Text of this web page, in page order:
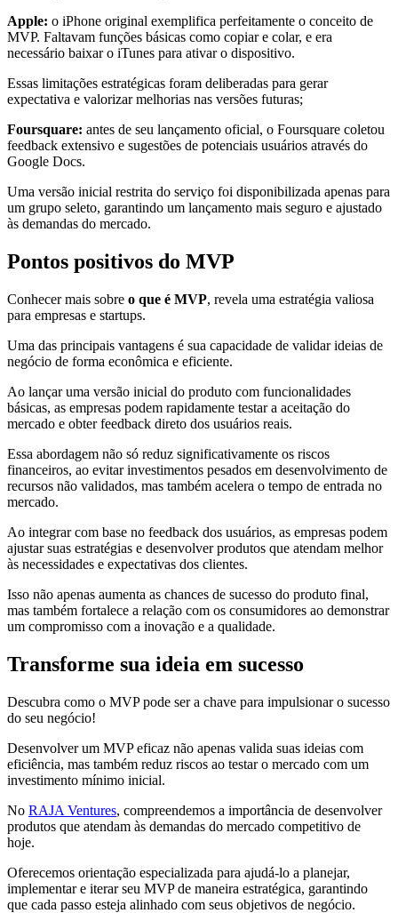
Apple: o iPhone original exemplifica perfeitamente o conceito de
MVP. Faltavam funções básicas como copiar e colar, e era
necessário baixar o iTunes para ativar o dispositivo.
Essas limitações estratégicas foram deliberadas para gerar
expectativa e valorizar melhorias nas versões futuras;
Foursquare: antes de seu lançamento oficial, o Foursquare coletou
feedback extensivo e sugestões de potenciais usuários através do
Google Docs.
Uma versão inicial restrita do serviço foi disponibilizada apenas para
um grupo seleto, garantindo um lançamento mais seguro e ajustado
às demandas do mercado.
Pontos positivos do MVP
Conhecer mais sobre o que é MVP, revela uma estratégia valiosa
para empresas e startups.
Uma das principais vantagens é sua capacidade de validar ideias de
negócio de forma econômica e eficiente.
Ao lançar uma versão inicial do produto com funcionalidades
básicas, as empresas podem rapidamente testar a aceitação do
mercado e obter feedback direto dos usuários reais.
Essa abordagem não só reduz significativamente os riscos
financeiros, ao evitar investimentos pesados em desenvolvimento de
recursos não validados, mas também acelera o tempo de entrada no
mercado.
Ao integrar com base no feedback dos usuários, as empresas podem
ajustar suas estratégias e desenvolver produtos que atendam melhor
às necessidades e expectativas dos clientes.
Isso não apenas aumenta as chances de sucesso do produto final,
mas também fortalece a relação com os consumidores ao demonstrar
um compromisso com a inovação e a qualidade.
Transforme sua ideia em sucesso
Descubra como o MVP pode ser a chave para impulsionar o sucesso
do seu negócio!
Desenvolver um MVP eficaz não apenas valida suas ideias com
eficiência, mas também reduz riscos ao testar o mercado com um
investimento mínimo inicial.
No RAJA Ventures, compreendemos a importância de desenvolver
produtos que atendam às demandas do mercado competitivo de
hoje.
Oferecemos orientação especializada para ajudá-lo a planejar,
implementar e iterar seu MVP de maneira estratégica, garantindo
que cada passo esteja alinhado com seus objetivos de negócio.